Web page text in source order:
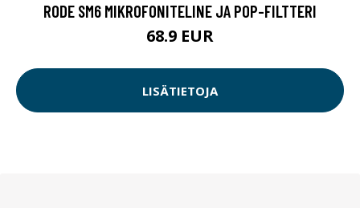
RODE SM6 MIKROFONITELINE JA POP-FILTTERI
68.9 EUR
LISÄTIETOJA